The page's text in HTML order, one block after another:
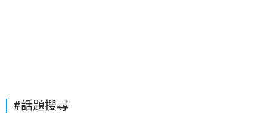
#話題搜尋